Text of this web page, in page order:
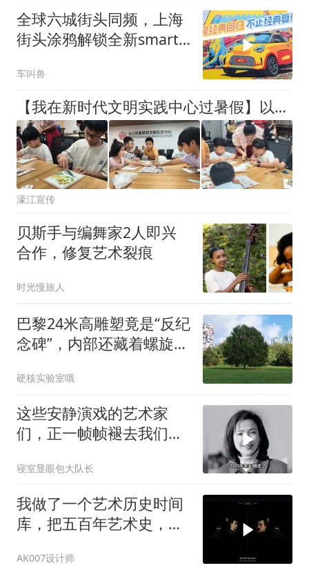
全球六城街头同频，上海
街头涂鸦解锁全新smart
车叫兽
【我在新时代文明实践中心过暑假】以瓷传艺，邂逅潮汕非遗，点亮童心美育
濠江宣传
贝斯手与编舞家2人即兴
合作，修复艺术裂痕
时光慢旅人
巴黎24米高雕塑竟是“反纪
念碑”，内部还藏着螺旋阶
硬核实验室哦
这些安静演戏的艺术家
们，正一帧帧褪去我们童
寝室显眼包大队长
我做了一个艺术历史时间
库，把五百年艺术史，压
时间线
AK007设计师